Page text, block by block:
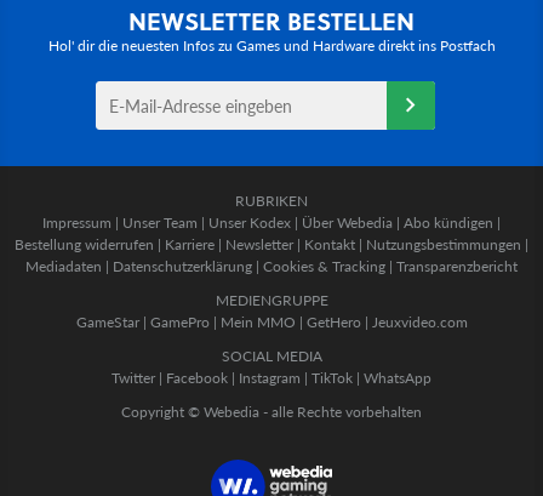
NEWSLETTER BESTELLEN
Hol' dir die neuesten Infos zu Games und Hardware direkt ins Postfach
RUBRIKEN
Impressum | Unser Team | Unser Kodex | Über Webedia | Abo kündigen |
Bestellung widerrufen | Karriere | Newsletter | Kontakt | Nutzungsbestimmungen |
Mediadaten | Datenschutzerklärung | Cookies & Tracking | Transparenzbericht
MEDIENGRUPPE
GameStar| GamePro | Mein MMO | GetHero | Jeuxvideo.com
SOCIAL MEDIA
Twitter | Facebook | Instagram | TikTok | WhatsApp
Copyright © Webedia - alle Rechte vorbehalten